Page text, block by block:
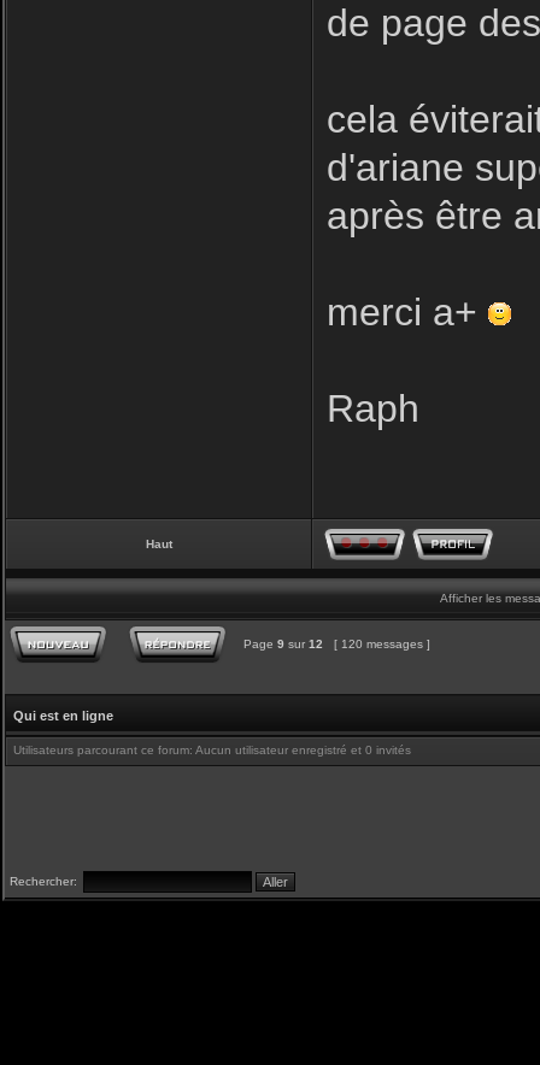
de page
cela
d'ariane
après être
merci a+
Raph
Haut
Afficher les
Page 9 sur 12 [ 120 messages ]
Qui est en ligne
Utilisateurs parcourant ce forum: Aucun utilisateur enregistré et 0 invités
Rechercher: